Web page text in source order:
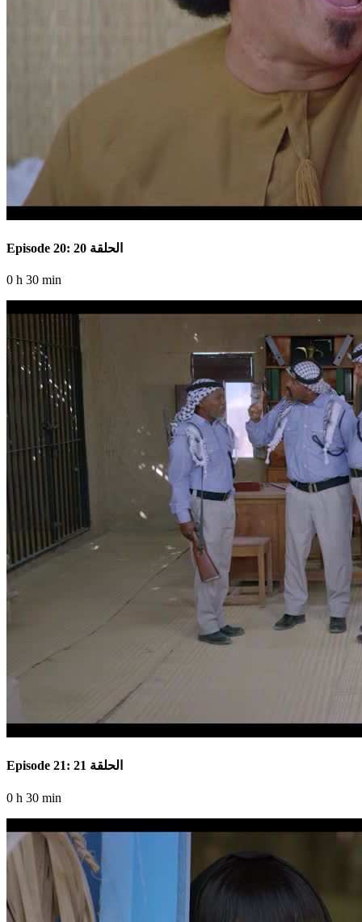
Episode 20: الحلقة 20
0 h 30 min
Episode 21: الحلقة 21
0 h 30 min